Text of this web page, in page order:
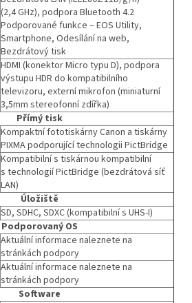
(2,4 GHz), podpora Bluetooth 4.2
Podporované funkce – EOS Utility,
Smartphone, Odesílání na web,
Bezdrátový tisk
HDMI (konektor Micro typu D), podpora
výstupu HDR do kompatibilního
televizoru, externí mikrofon (miniaturní
3,5mm stereofonní zdířka)
Přímý tisk
Kompaktní fototiskárny Canon a tiskárny
PIXMA podporující technologii PictBridge
Kompatibilní s tiskárnou kompatibilní
s technologií PictBridge (bezdrátová síť
LAN)
Úložiště
SD, SDHC, SDXC (kompatibilní s UHS-I)
Podporovaný OS
Aktuální informace naleznete na
stránkách podpory
Aktuální informace naleznete na
stránkách podpory
Software